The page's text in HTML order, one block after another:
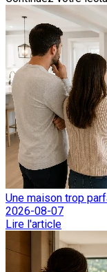
Une maison trop
2026-08-07
Lire l'article